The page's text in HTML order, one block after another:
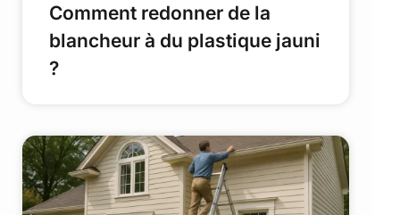
Comment redonner de la
blancheur à du plastique jauni
?